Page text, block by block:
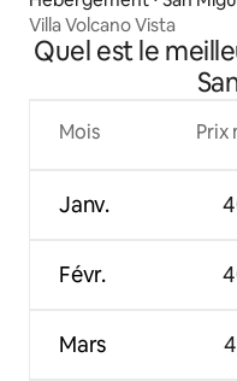
Villa Volcano Vista
Quel est le
Mois
Janv.
Févr.
Mars
Prix